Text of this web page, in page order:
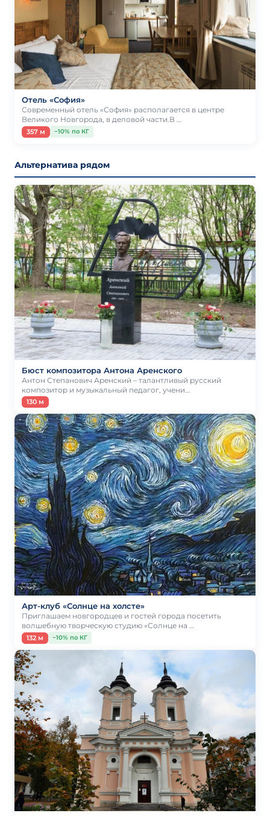
Отель «София»
Современный отель «София» располагается в центре
Великого Новгорода, в деловой части.В …
357 м −10% по КГ
Альтернатива рядом
Бюст композитора Антона Аренского
Антон Степанович Аренский – талантливый русский
композитор и музыкальный педагог, учени…
130 м
Арт-клуб «Солнце на холсте»
Приглашаем новгородцев и гостей города посетить
волшебную творческую студию «Солнце на …
132 м −10% по КГ